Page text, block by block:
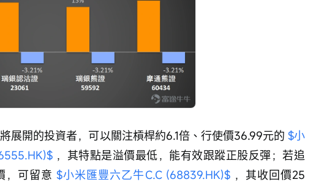
展開的投資者，可以關注槓桿約6.1倍、行使價36.99元的 $小
，其特點是溢價最低，能有效跟蹤正股反彈；若追
，可留意 $小米匯豐六乙牛C.C (68839.HK)$ ，其收回價25